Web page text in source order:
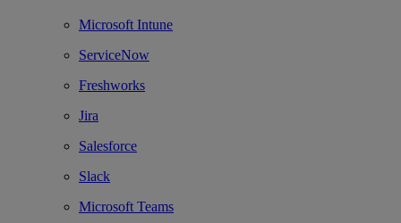
Microsoft Intune
ServiceNow
Freshworks
Jira
Salesforce
Slack
Microsoft Teams